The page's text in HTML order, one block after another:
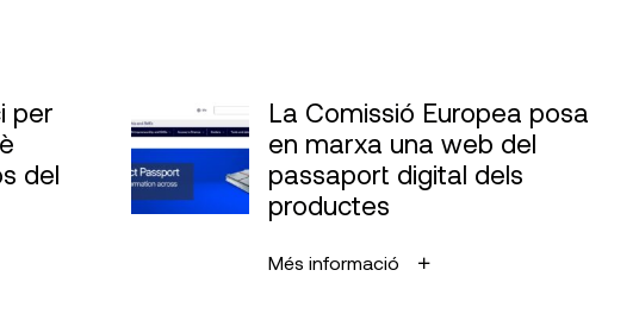
per
del
La Comissió Europea posa
en marxa una web del
passaport digital dels
productes
Més informació